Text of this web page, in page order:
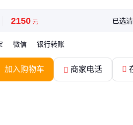
2150 元 已选
微信 银行转账
加入购物车 商家电话